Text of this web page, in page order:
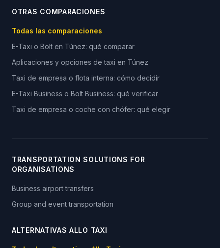
OTRAS COMPARACIONES
Todas las comparaciones
E-Taxi o Bolt en Túnez: qué comparar
Aplicaciones y opciones de taxi en Túnez
Taxi de empresa o flota interna: cómo decidir
E-Taxi Business o Bolt Business: qué verificar
Taxi de empresa o coche con chófer: qué elegir
TRANSPORTATION SOLUTIONS FOR
ORGANISATIONS
Business airport transfers
Group and event transportation
ALTERNATIVAS ALLO TAXI